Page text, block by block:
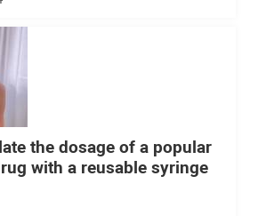
the dosage of a popular
with a reusable syringe